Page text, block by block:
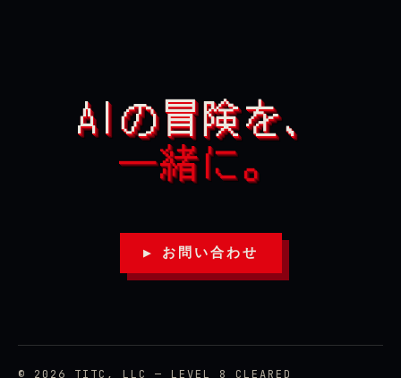
AIの冒険を、
一緒に。
▶ お問い合わせ
© 2026 TITC, LLC — LEVEL 8 CLEARED